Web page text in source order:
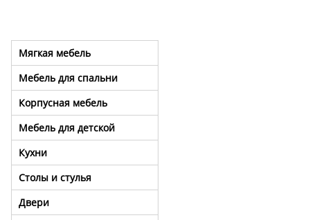
Мягкая мебель
Мебель для спальни
Корпусная мебель
Мебель для детской
Кухни
Столы и стулья
Двери